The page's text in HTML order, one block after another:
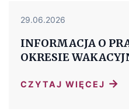
29.06.2026
INFORMACJA O
OKRESIE
CZYTAJ WIĘCEJ →